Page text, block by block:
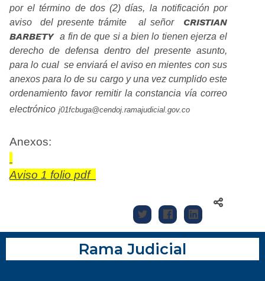
por el término de dos (2) días, la notificación por
aviso
del presente trámite al señor
CRISTIAN
BARBETY
a fin de que si a bien lo tienen ejerza el
derecho de defensa dentro del presente asunto,
para lo cual se enviará el aviso en mientes con sus
anexos para lo de su cargo y una vez cumplido este
ordenamiento favor remitir la constancia vía correo
electrónico j01fcbuga@cendoj.ramajudicial.gov.co
Anexos:
Aviso 1 folio pdf
Rama Judicial